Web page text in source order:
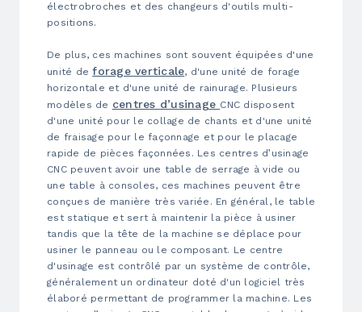
électrobroches et des changeurs d'outils multi-
positions.
De plus, ces machines sont souvent équipées d'une
unité deforage verticale, d'une unité de forage
horizontale et d'une unité de rainurage. Plusieurs
modèles de centres d’usinage CNC disposent
d'une unité pour le collage de chants et d'une unité
de fraisage pour le façonnage et pour le placage
rapide de pièces façonnées. Les centres d’usinage
CNC peuvent avoir une table de serrage à vide ou
une table à consoles, ces machines peuvent être
conçues de manière très variée. En général, le table
est statique et sert à maintenir la pièce à usiner
tandis que la tête de la machine se déplace pour
usiner le panneau ou le composant. Le centre
d'usinage est contrôlé par un système de contrôle,
généralement un ordinateur doté d'un logiciel très
élaboré permettant de programmer la machine. Les